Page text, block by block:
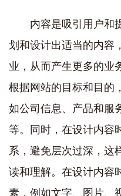
内容是吸引用户和
划和设计出适当的内容
业，从而产生更多的业
根据网站的目标和目的
如公司信息、产品和服
等。同时，在设计内容
系，避免层次过深，这
读和理解。在设计内容
素，例如文字、图片、